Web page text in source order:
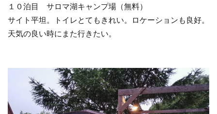
１０泊目 サロマ湖キャンプ場（無料）
サイト平坦。トイレとてもきれい。ロケーションも良好。
天気の良い時にまた行きたい。